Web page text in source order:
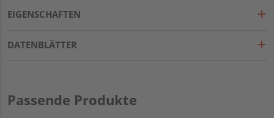
EIGENSCHAFTEN
DATENBLÄTTER
Passende Produkte